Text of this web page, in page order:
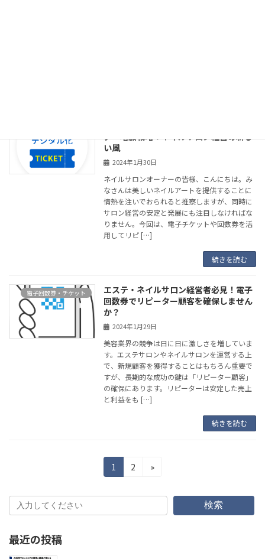
ター増加戦略：ネイルサロン経営の新し
い風
2024年1月30日
ネイルサロンオーナーの皆様、こんにちは。み
なさんは美しいネイルアートを提供することに
情熱を注いでおられると推察しますが、同時に
サロン経営の安定と発展にも注目しなければな
りません。今回は、電子チケットや回数券を活
用してリピ […]
続きを読む
電子回数券・チケット
エステ・ネイルサロン経営者必見！電子
回数券でリピーター顧客を確保しません
か？
2024年1月29日
美容業界の競争は日に日に激しさを増していま
す。エステサロンやネイルサロンを運営する上
で、新規顧客を獲得することはもちろん重要で
すが、長期的な成功の鍵は「リピーター顧客」
の確保にあります。リピーターは安定した売上
と利益をも […]
続きを読む
の
ー
固
定
ジ
1
固
ジ
2 »
検索
最近の投稿